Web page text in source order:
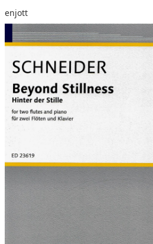
enjott
Home
Selected Works
Werkverzeichnis
About
Kalender
Notizen